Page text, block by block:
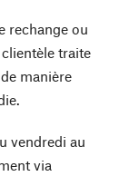
rechange ou
traite
manière
vendredi au
via